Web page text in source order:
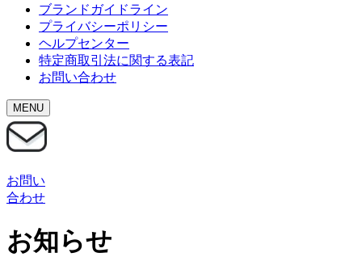
ブランドガイドライン
プライバシーポリシー
ヘルプセンター
特定商取引法に関する表記
お問い合わせ
MENU
お問い
合わせ
お知らせ